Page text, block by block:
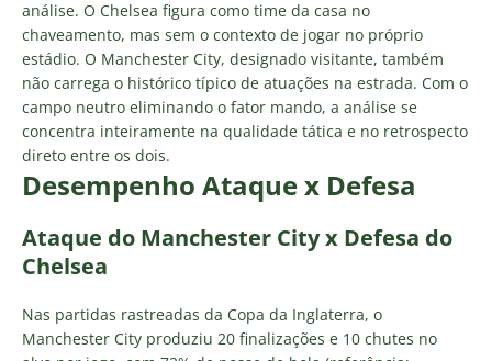
análise. O Chelsea figura como time da casa no
chaveamento, mas sem o contexto de jogar no próprio
estádio. O Manchester City, designado visitante, também
não carrega o histórico típico de atuações na estrada. Com o
campo neutro eliminando o fator mando, a análise se
concentra inteiramente na qualidade tática e no retrospecto
direto entre os dois.
Desempenho Ataque x Defesa
Ataque do Manchester City x Defesa do
Chelsea
Nas partidas rastreadas da Copa da Inglaterra, o
Manchester City produziu 20 finalizações e 10 chutes no